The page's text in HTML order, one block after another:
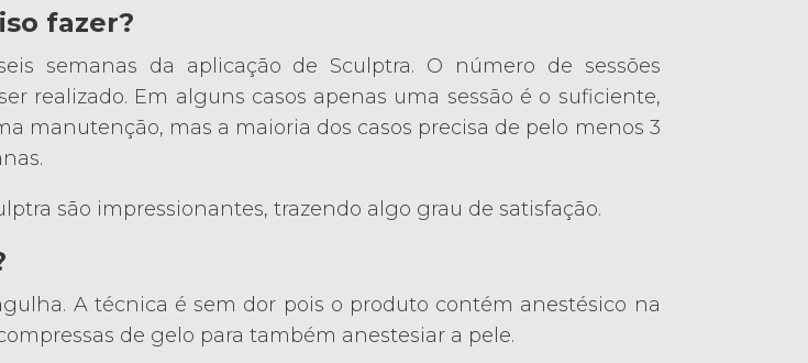
fazer?
semanas da aplicação de Sculptra. O número de sessões
realizado. Em alguns casos apenas uma sessão é o suficiente,
manutenção, mas a maioria dos casos precisa de pelo menos 3
são impressionantes, trazendo algo grau de satisfação.
A técnica é sem dor pois o produto contém anestésico na
de gelo para também anestesiar a pele.